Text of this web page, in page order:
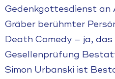
Gedenkgottesdienst an
Gräber berühmter
Death Comedy – ja,
Gesellenprüfung
Simon Urbanski ist